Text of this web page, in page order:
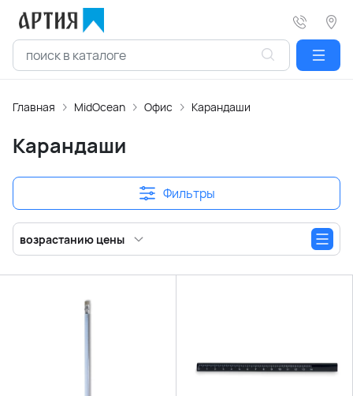
Главная MidOcean Офис Карандаши
Карандаши
Фильтры
возрастанию цены